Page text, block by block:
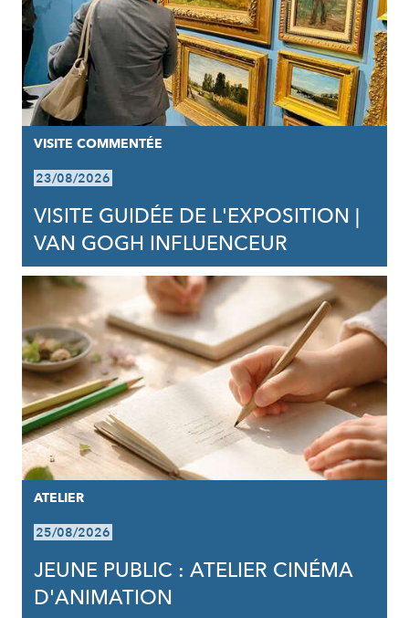
VISITE COMMENTÉE
23/08/2026
VISITE GUIDÉE DE L'EXPOSITION |
VAN GOGH INFLUENCEUR
ATELIER
25/08/2026
JEUNE PUBLIC : ATELIER CINÉMA
D'ANIMATION